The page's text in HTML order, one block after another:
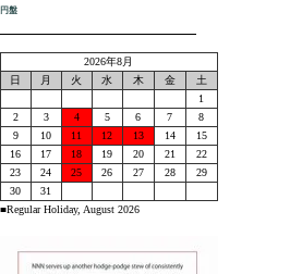
円盤
2026年8月
日
月 火 水 木 金
土
1
2
3 4 5 6 7
8
9
10 11 12 13 14
15
16
17 18 19 20 21
22
23
24 25 26 27 28
29
30
31
■Regular Holiday, August 2026